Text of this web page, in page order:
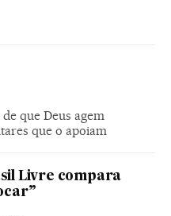
que Deus agem
que o apoiam
Livre compara